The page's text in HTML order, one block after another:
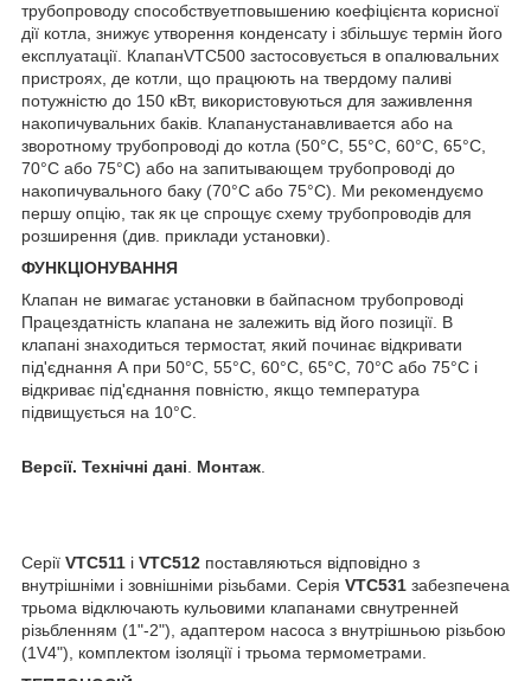
трубопроводу способствуетповышению коефіцієнта корисної
дії котла, знижує утворення конденсату і збільшує термін його
експлуатації. КлапанVTC500 застосовується в опалювальних
пристроях, де котли, що працюють на твердому паливі
потужністю до 150 кВт, використовуються для заживлення
накопичувальних баків. Клапанустанавливается або на
зворотному трубопроводі до котла (50°С, 55°С, 60°С, 65°С,
70°С або 75°С) або на запитывающем трубопроводі до
накопичувального баку (70°С або 75°С). Ми рекомендуємо
першу опцію, так як це спрощує схему трубопроводів для
розширення (див. приклади установки).
ФУНКЦІОНУВАННЯ
Клапан не вимагає установки в байпасном трубопроводі
Працездатність клапана не залежить від його позиції. В
клапані знаходиться термостат, який починає відкривати
під'єднання А при 50°С, 55°С, 60°С, 65°С, 70°С або 75°С і
відкриває під'єднання повністю, якщо температура
підвищується на 10°С.
Версії. Технічні дані. Монтаж.
Серії VTC511 і VTC512 поставляються відповідно з
внутрішніми і зовнішніми різьбами. Серія VTC531 забезпечена
трьома відключають кульовими клапанами свнутренней
різьбленням (1"-2"), адаптером насоса з внутрішньою різьбою
(1V4"), комплектом ізоляції і трьома термометрами.